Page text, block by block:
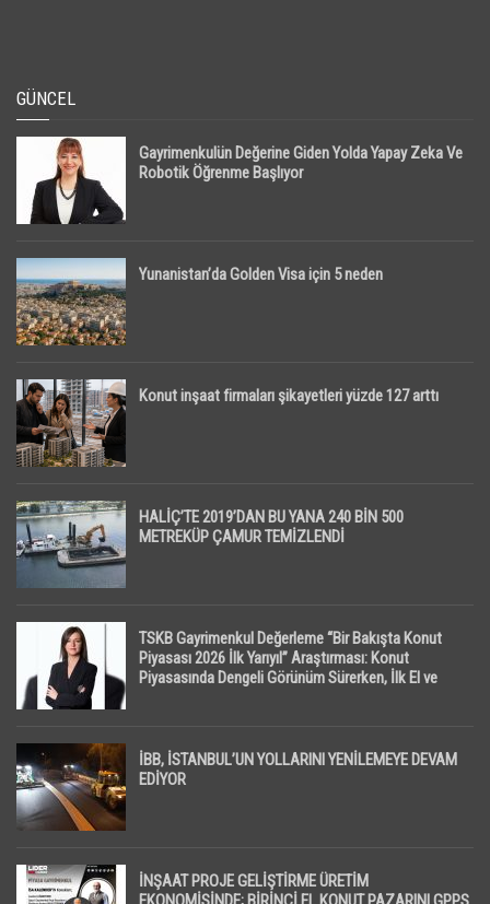
GÜNCEL
Gayrimenkulün Değerine Giden Yolda Yapay Zeka Ve
Robotik Öğrenme Başlıyor
Yunanistan’da Golden Visa için 5 neden
Konut inşaat firmaları şikayetleri yüzde 127 arttı
HALİÇ’TE 2019’DAN BU YANA 240 BİN 500
METREKÜP ÇAMUR TEMİZLENDİ
TSKB Gayrimenkul Değerleme “Bir Bakışta Konut
Piyasası 2026 İlk Yarıyıl” Araştırması: Konut
Piyasasında Dengeli Görünüm Sürerken, İlk El ve
İBB, İSTANBUL’UN YOLLARINI YENİLEMEYE DEVAM
EDİYOR
İNŞAAT PROJE GELİŞTİRME ÜRETİM